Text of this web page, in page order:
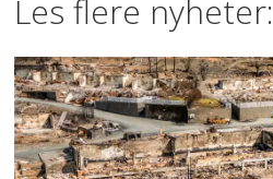
Les flere nyheter: